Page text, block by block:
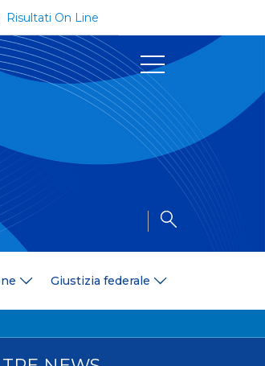
Risultati On Line
Giustizia federale
Documenti
Regolamenti e Codici
Delibere
Amministrazione Trasparente
Formazione